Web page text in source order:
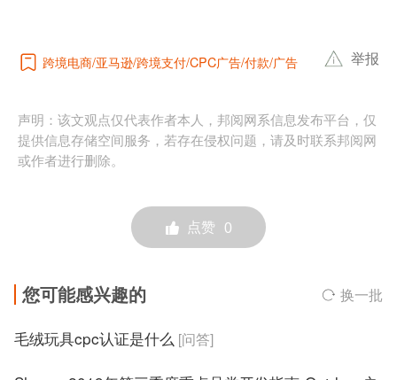
跨境电商 亚马逊 跨境支付 CPC广告 付款 广告 举报
声明：该文观点仅代表作者本人，邦阅网系信息发布平台，仅
提供信息存储空间服务，若存在侵权问题，请及时联系邦阅网
或作者进行删除。
点赞 0
您可能感兴趣的 换一批
毛绒玩具cpc认证是什么 [问答]